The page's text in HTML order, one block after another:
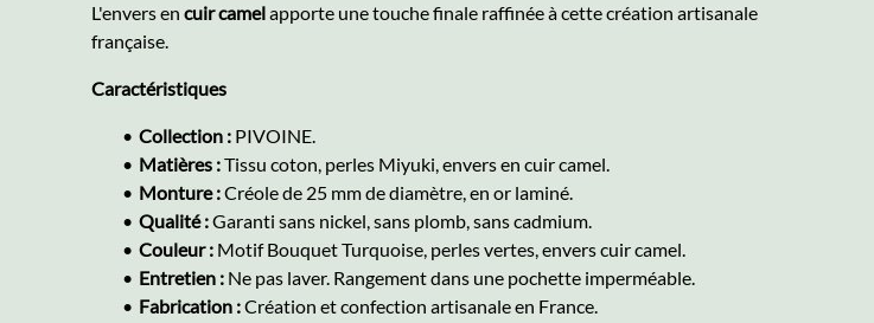
L'envers en cuir camelapporte une touche finale raffinée à cette création artisanale
française.
Caractéristiques
Collection : PIVOINE.
Matières :Tissu coton, perles Miyuki, envers en cuir camel.
Monture :Créole de 25 mm de diamètre, en or laminé.
Qualité :Garanti sans nickel, sans plomb, sans cadmium.
Couleur : Motif Bouquet Turquoise, perles vertes, envers cuir camel.
Entretien : Ne pas laver. Rangement dans une pochette imperméable.
Fabrication :Création et confection artisanale en France.